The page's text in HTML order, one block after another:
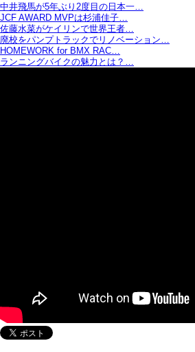
中井飛馬が5年ぶり2度目の日本一…
JCF AWARD MVPは杉浦佳子…
佐藤水菜がケイリンで世界王者…
廃校をパンプトラックでリノベーション…
HOMEWORK for BMX RAC…
ランニングバイクの魅力とは？…